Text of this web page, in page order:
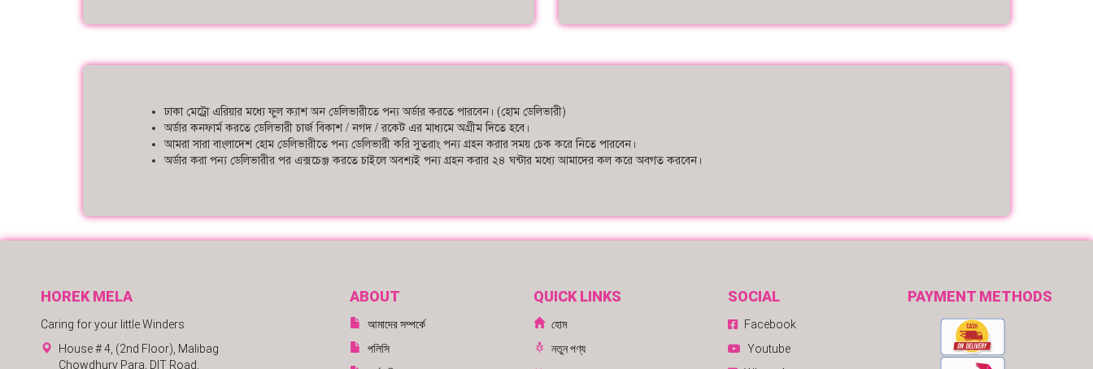
ঢাকা মেট্রো এরিয়ার মধ্যে ফুল ক্যাশ অন ডেলিভারীতে পন্য অর্ডার করতে পারবেন। (হোম ডেলিভারী)
অর্ডার কনফার্ম করতে ডেলিভারী চার্জ বিকাশ / নগদ / রকেট এর মাধ্যমে অগ্রীম দিতে হবে।
আমরা সারা বাংলাদেশ হোম ডেলিভারীতে পন্য ডেলিভারী করি সুতরাং পন্য গ্রহন করার সময় চেক করে নিতে পারবেন।
অর্ডার করা পন্য ডেলিভারীর পর এক্সচেঞ্জ করতে চাইলে অবশ্যই পন্য গ্রহন করার ২৪ ঘন্টার মধ্যে আমাদের কল করে অবগত করবেন।
HOREK MELA
Caring for your little Winders.
House # 4, (2nd Floor), Malibag
Chowdhury Para, DIT Road,
ABOUT
আমাদের সম্পর্কে
পলিসি
QUICK LINKS
হোম
নতুন পণ্য
SOCIAL
Facebook
Youtube
PAYMENT METHODS